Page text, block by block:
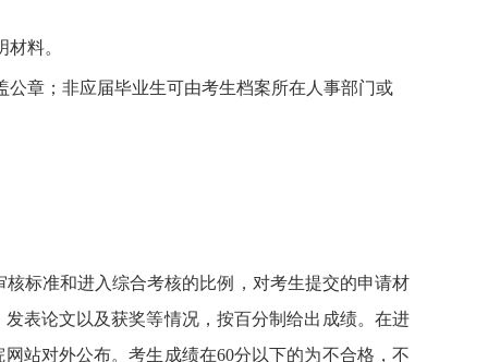
料。
章；非应届毕业生可由考生档案所在人事部门或
标准和进入综合考核的比例，对考生提交的申请材
表论文以及获奖等情况，按百分制给出成绩。在进
站对外公布。考生成绩在60分以下的为不合格，不